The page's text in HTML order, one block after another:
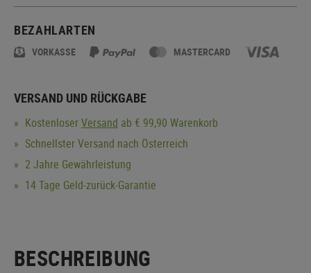
BEZAHLARTEN
VORKASSE MASTERCARD
VERSAND UND RÜCKGABE
KostenloserVersand ab € 99,90 Warenkorb
Schnellster Versand nach Österreich
2 Jahre Gewährleistung
14 Tage Geld-zurück-Garantie
BESCHREIBUNG